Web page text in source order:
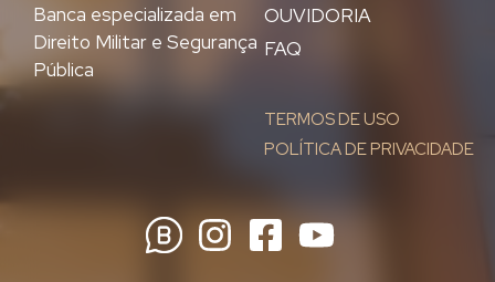
OUVIDORIA
FAQ
TERMOS DE USO
POLÍTICA DE PRIVACIDADE
Banca especializada em
Direito Militar e Segurança
Pública